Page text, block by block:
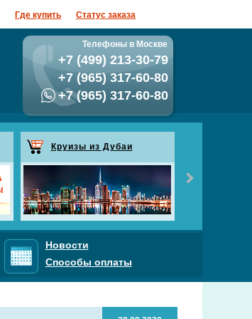
Где купить Статус заказа
Телефоны в Москве
+7 (499) 213-30-79
+7 (965) 317-60-80
+7 (965) 317-60-80
Круизы из Дубаи
Подпишитесь
будете
Новости
Способы оплаты